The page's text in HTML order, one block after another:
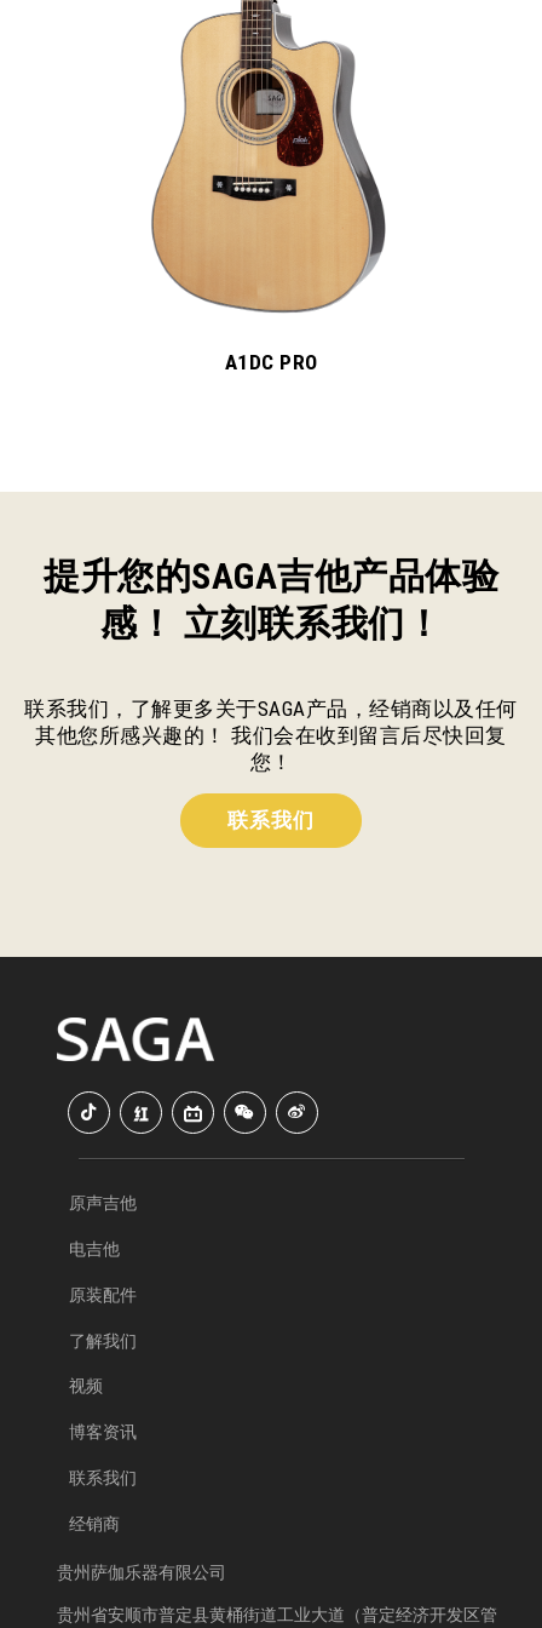
A1DCR PRO
提升您的SAGA吉他产品体验
感！ 立刻联系我们！
联系我们，了解更多关于SAGA产品，经销商以及任何
其他您所感兴趣的！ 我们会在收到留言后尽快回复
您！
联系我们
原声吉他
电吉他
原装配件
了解我们
视频
博客资讯
联系我们
经销商
贵州萨伽乐器有限公司
贵州省安顺市普定县黄桶街道工业大道（普定经济开发区管